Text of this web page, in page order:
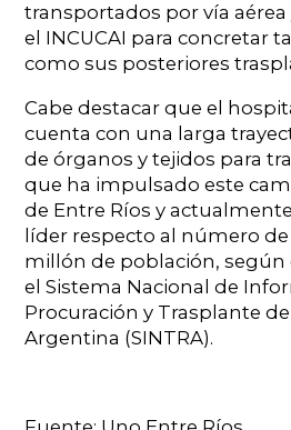
transportados por vía
el INCUCAI para concretar
como sus posteriores
Cabe destacar que el
cuenta con una larga
de órganos y tejidos para
que ha impulsado este
de Entre Ríos y
líder respecto al número
millón de población,
el Sistema Nacional de
Procuración y Trasplante
Argentina (SINTRA).